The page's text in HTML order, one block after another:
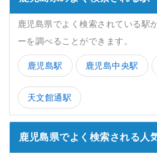
鹿児島県でよく検索されている駅
ーを調べることができます。
鹿児島駅 鹿児島中央駅
天文館通駅
鹿児島県でよく検索される人